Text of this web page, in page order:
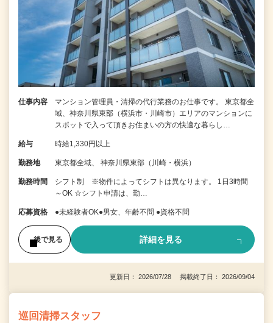
仕事内容
マンション管理員・清掃の代行業務のお仕事です。 東京都全
域、神奈川県東部（横浜市・川崎市）エリアのマンションに
スポットで入って頂きお住まいの方の快適な暮らし…
給与 時給1,330円以上
勤務地 東京都全域、 神奈川県東部（川崎・横浜）
勤務時間
シフト制 ※物件によってシフトは異なります。 1日3時間
～OK ☆シフト申請は、勤…
応募資格 ●未経験者OK●男女、年齢不問 ●資格不問
後で見る 詳細を見る
更新日： 2026/07/28 掲載終了日： 2026/09/04
巡回清掃スタッフ